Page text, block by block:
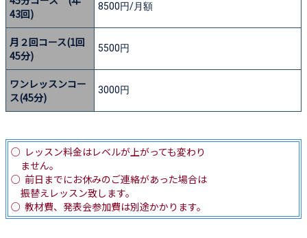
43回)
8500円/月額
月２回コース(1回
45分)
5500円
ワンレッスンコー
ス(45分)
3000円
○ レッスン料金はレベルが上がっても変わり
ません。
○ 前日までにお休みのご連絡があった場合は
振替えレッスン致します。
○ 教材費、発表会参加費は別途かかります。